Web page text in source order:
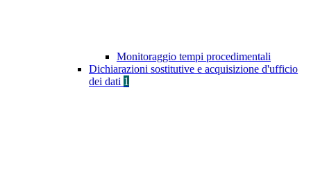
Monitoraggio tempi procedimentali
Dichiarazioni sostitutive e acquisizione d'ufficio
dei dati 1